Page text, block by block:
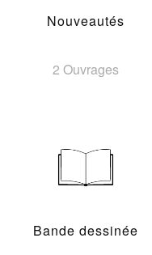
Nouveautés
2 Ouvrages
Bande dessinée